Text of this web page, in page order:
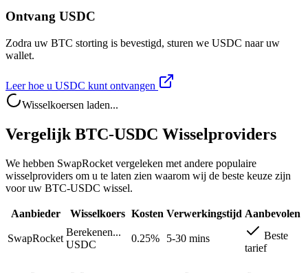
Ontvang USDC
Zodra uw BTC storting is bevestigd, sturen we USDC naar uw
wallet.
Leer hoe u USDC kunt ontvangen
Wisselkoersen laden...
Vergelijk BTC-USDC Wisselproviders
We hebben SwapRocket vergeleken met andere populaire
wisselproviders om u te laten zien waarom wij de beste keuze zijn
voor uw BTC-USDC wissel.
Aanbieder Wisselkoers Kosten Verwerkingstijd Aanbevolen
SwapRocket
Berekenen...
USDC
0.25% 5-30 mins
Beste
tarief